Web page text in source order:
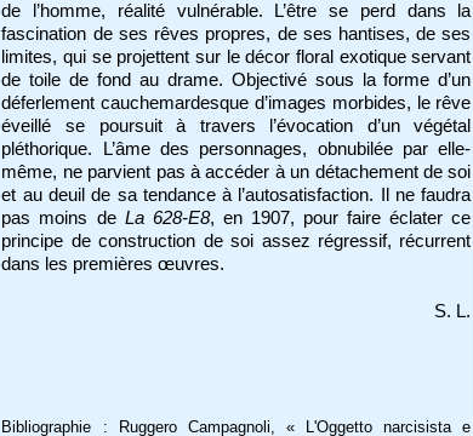
de l’homme, réalité vulnérable. L’être se perd dans la
fascination de ses rêves propres, de ses hantises, de ses
limites, qui se projettent sur le décor floral exotique servant
de toile de fond au drame. Objectivé sous la forme d’un
déferlement cauchemardesque d’images morbides, le rêve
éveillé se poursuit à travers l’évocation d’un végétal
pléthorique. L’âme des personnages, obnubilée par elle-
même, ne parvient pas à accéder à un détachement de soi
et au deuil de sa tendance à l’autosatisfaction. Il ne faudra
pas moins de La 628-E8, en 1907, pour faire éclater ce
principe de construction de soi assez régressif, récurrent
dans les premières œuvres.
S. L.
Bibliographie : Ruggero Campagnoli, « L'Oggetto narcisista e